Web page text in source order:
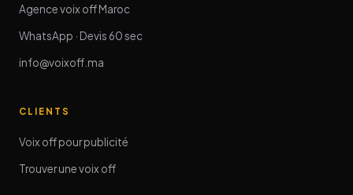
Agence voix off Maroc
WhatsApp · Devis 60 sec
info@voixoff.ma
CLIENTS
Voix off pour publicité
Trouver une voix off